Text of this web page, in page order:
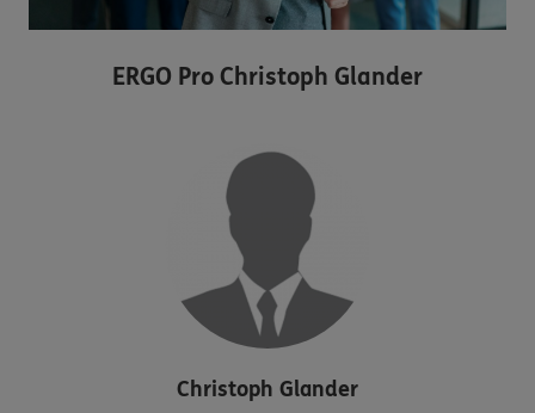
ERGO Pro Christoph Glander
Christoph Glander